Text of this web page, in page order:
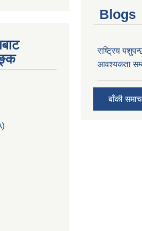
Blogs
राष्ट्रिय
आवश्यकता
बाँकी